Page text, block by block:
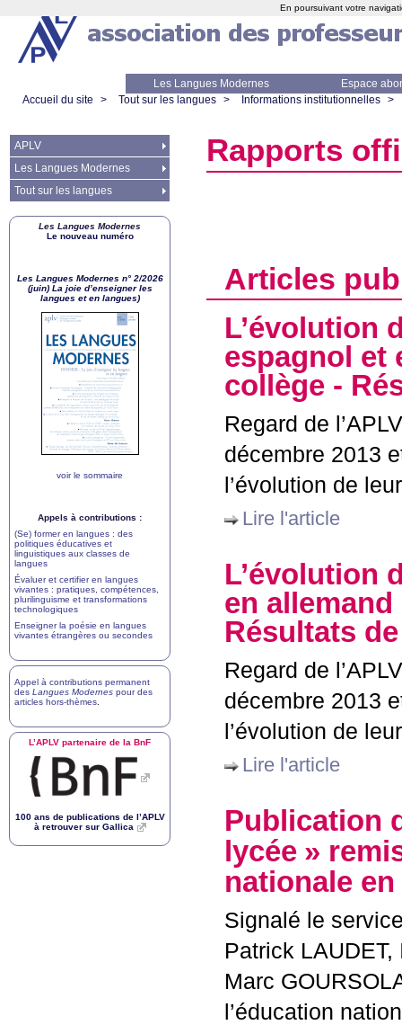
Les Langues Modernes
Espace
Accueil du site
> Tout sur les langues > Informations institutionnelles >
Rapports
Articles
L’évolution
espagnol et
collège -
Regard de l’APLV
décembre 2013
l’évolution de
Lire l'article
L’évolution
en allemand
Résultats
Regard de l’APLV
décembre 2013
l’évolution de
Lire l'article
Publication
lycée »
nationale
Signalé le
Patrick LAUDET,
Marc
l’éducation
APLV
Les Langues Modernes
Tout sur les langues
Les Langues Modernes
Le nouveau numéro
Les Langues Modernes n° 2/2026
(juin) La joie d’enseigner les
langues et en langues)
voir le sommaire
Appels à contributions :
(Se) former en langues : des
politiques éducatives et
linguistiques aux classes de
langues
Évaluer et certifier en langues
vivantes : pratiques, compétences,
plurilinguisme et transformations
technologiques
Enseigner la poésie en langues
vivantes étrangères ou secondes
Appel à contributions permanent
des Langues Modernes pour des
articles hors-thèmes
L’APLV partenaire de la BnF
100 ans de publications de l’APLV
à retrouver sur Gallica
En poursuivant votre